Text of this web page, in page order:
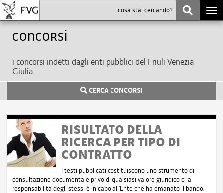
Concorsi
i concorsi indetti dagli enti pubblici del Friuli Venezia
Giulia
CERCA CONCORSI
RISULTATO DELLA
RICERCA PER TIPO DI
CONTRATTO
I testi pubblicati costituiscono uno strumento di
consultazione documentale privo di qualsiasi valore giuridico e la
responsabilità degli stessi è in capo all'Ente che ha emanato il bando.